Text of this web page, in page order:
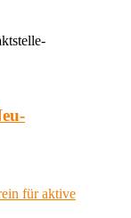
für aktive